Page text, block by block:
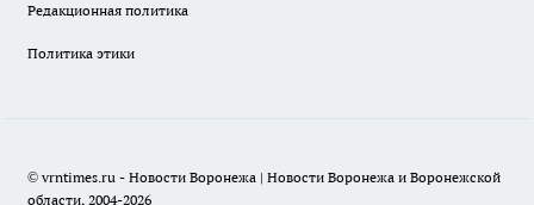
Редакционная политика
Политика этики
© vrntimes.ru - Новости Воронежа | Новости Воронежа и Воронежской
области, 2004-2026